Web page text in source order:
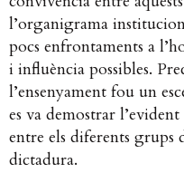
l’organigrama
pocs enfrontaments a
i influència possibles.
l’ensenyament fou un
es va demostrar
entre els diferents grups
dictadura.